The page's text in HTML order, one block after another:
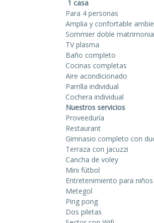
1 casa
Para 4 personas
Amplia y confortable
Sommier doble
TV plasma
Baño completo
Cocinas completas
Aire acondicionado
Parrilla individual
Cochera individual
Nuestros servicios
Proveeduría
Restaurant
Gimnasio completo con
Terraza con jacuzzi
Cancha de voley
Mini fútbol
Entretenimiento para niños
Metegol
Ping pong
Dos piletas